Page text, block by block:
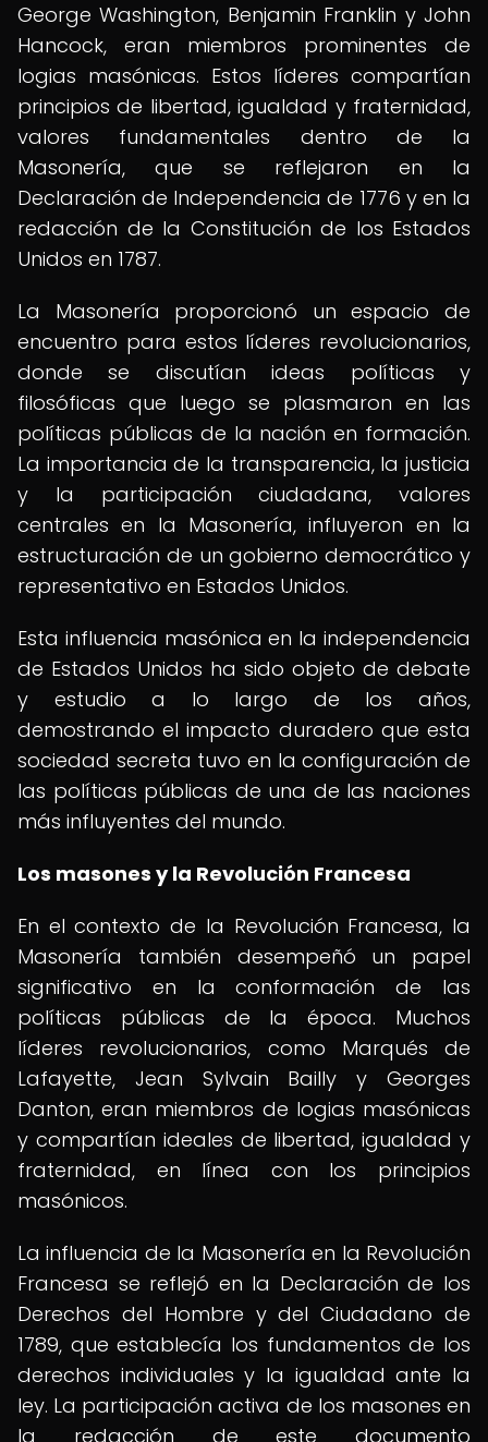
George Washington, Benjamin Franklin y John
Hancock, eran miembros prominentes de
logias masónicas. Estos líderes compartían
principios de libertad, igualdad y fraternidad,
valores fundamentales dentro de la
Masonería, que se reflejaron en la
Declaración de Independencia de 1776 y en la
redacción de la Constitución de los Estados
Unidos en 1787.
La Masonería proporcionó un espacio de
encuentro para estos líderes revolucionarios,
donde se discutían ideas políticas y
filosóficas que luego se plasmaron en las
políticas públicas de la nación en formación.
La importancia de la transparencia, la justicia
y la participación ciudadana, valores
centrales en la Masonería, influyeron en la
estructuración de un gobierno democrático y
representativo en Estados Unidos.
Esta influencia masónica en la independencia
de Estados Unidos ha sido objeto de debate
y estudio a lo largo de los años,
demostrando el impacto duradero que esta
sociedad secreta tuvo en la configuración de
las políticas públicas de una de las naciones
más influyentes del mundo.
Los masones y la Revolución Francesa
En el contexto de la Revolución Francesa, la
Masonería también desempeñó un papel
significativo en la conformación de las
políticas públicas de la época. Muchos
líderes revolucionarios, como Marqués de
Lafayette, Jean Sylvain Bailly y Georges
Danton, eran miembros de logias masónicas
y compartían ideales de libertad, igualdad y
fraternidad, en línea con los principios
masónicos.
La influencia de la Masonería en la Revolución
Francesa se reflejó en la Declaración de los
Derechos del Hombre y del Ciudadano de
1789, que establecía los fundamentos de los
derechos individuales y la igualdad ante la
ley. La participación activa de los masones en
la redacción de este documento